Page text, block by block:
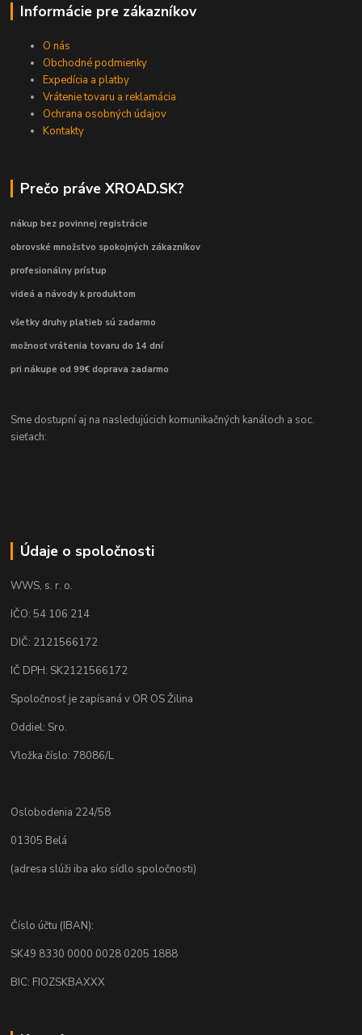
Informácie pre zákazníkov
O nás
Obchodné podmienky
Expedícia a platby
Vrátenie tovaru a reklamácia
Ochrana osobných údajov
Kontakty
Prečo práve XROAD.SK?
nákup bez povinnej registrácie
obrovské množstvo spokojných zákazníkov
profesionálny prístup
videá a návody k produktom
všetky druhy platieb sú zadarmo
možnosť vrátenia tovaru do 14 dní
pri nákupe od 99€ doprava zadarmo
Sme dostupní aj na nasledujúcich komunikačných kanáloch a soc.
sieťach:
Údaje o spoločnosti
WWS, s. r. o.
IČO: 54 106 214
DIČ: 2121566172
IČ DPH: SK2121566172
Spoločnosť je zapísaná v OR OS Žilina
Oddiel: Sro.
Vložka číslo: 78086/L
Oslobodenia 224/58
01305 Belá
(adresa slúži iba ako sídlo spoločnosti)
Číslo účtu (IBAN):
SK49 8330 0000 0028 0205 1888
BIC: FIOZSKBAXXX